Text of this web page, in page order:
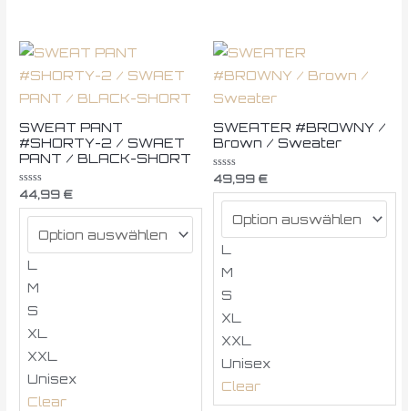
SWEAT PANT
#SHORTY-2 / SWAET
PANT / BLACK-SHORT
Bewertet
44,99 €
L
M
S
XL
XXL
Unisex
Clear
SWEATER #BROWNY /
Brown / Sweater
Bewertet
49,99 €
L
M
S
XL
XXL
Unisex
Clear